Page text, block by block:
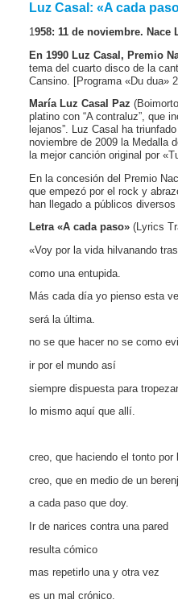
Luz Casal: «A cada
1958: 11 de noviembre.
En 1990 Luz Casal, Premio
tema del cuarto disco de la
Cansino. [Programa «Du dua»
María Luz Casal Paz
platino con “A contraluz”, que
lejanos”. Luz Casal ha
noviembre de 2009 la Medalla
la mejor canción original por
En la concesión del Premio
que empezó por el rock y
han llegado a públicos
Letra «A cada paso» (Lyrics
«Voy por la vida hilvanando
como una entupida.
Más cada día yo pienso esta
será la última.
no se que hacer no se como
ir por el mundo así
siempre dispuesta para tropezar
lo mismo aquí que allí.
creo, que haciendo el tonto por
creo, que en medio de un
a cada paso que doy.
Ir de narices contra una pared
resulta cómico
mas repetirlo una y otra vez
es un mal crónico.